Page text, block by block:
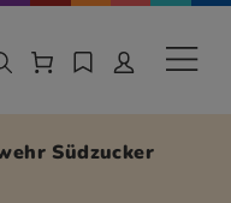
Südzucker